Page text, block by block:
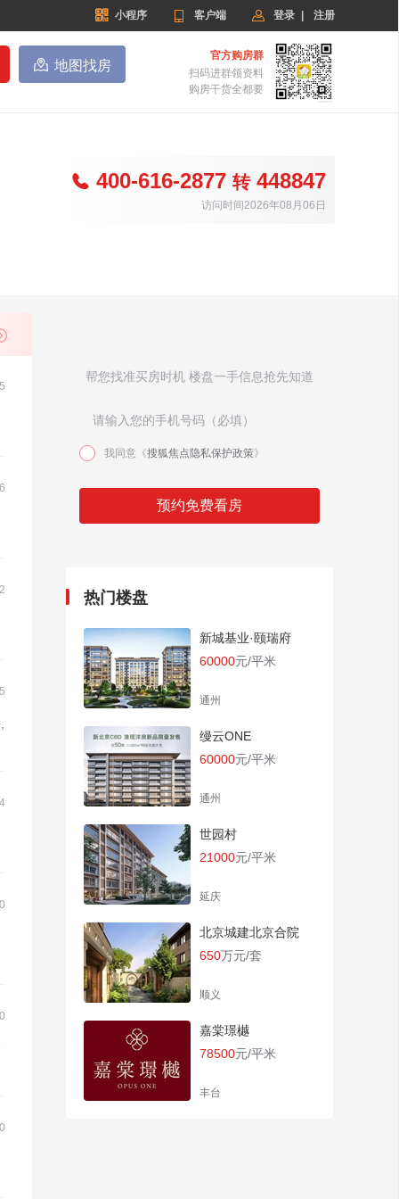
 小程序  客户端  登录 注册
 地图找房
官方购房群
扫码进群领资料
购房干货全都要
 400-616-2877 转448847
访问时间2026年08月06日
帮您找准买房时机 楼盘一手信息抢先知道
我同意《搜狐焦点隐私保护政策》
预约免费看房
热门楼盘
新城基业·颐瑞府
60000元/平米
通州
缦云ONE
60000元/平米
通州
世园村
21000元/平米
延庆
北京城建北京合院
650万元/套
顺义
嘉棠璟樾
78500元/平米
丰台